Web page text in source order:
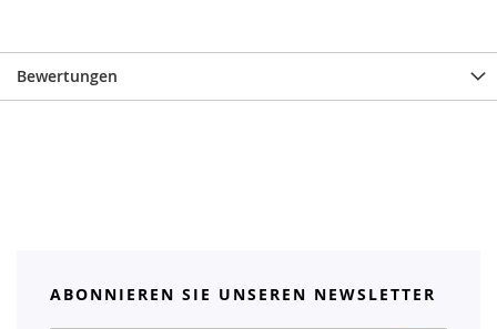
Bewertungen
ABONNIEREN SIE UNSEREN NEWSLETTER